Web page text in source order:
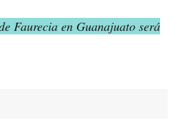
Faurecia en Guanajuato será